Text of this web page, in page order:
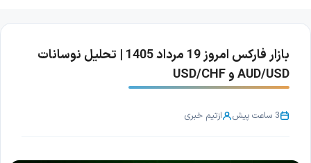
بازار فارکس امروز 19 مرداد 1405 | تحلیل نوسانات
AUD/USD و USD/CHF
3 ساعت پیش ازتیم خبری